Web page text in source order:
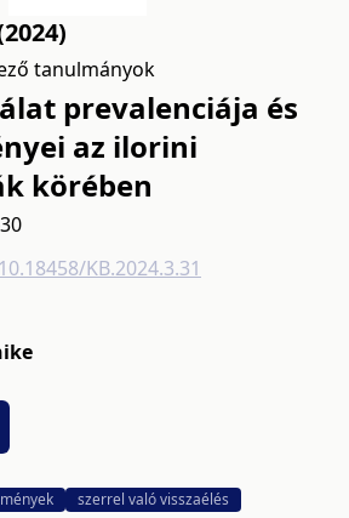
tanulmányok
prevalenciája és
az ilorini
körében
KB.2024.3.31
szerrel való visszaélés